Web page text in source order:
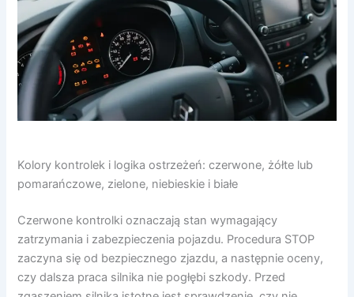
Kolory kontrolek i logika ostrzeżeń: czerwone, żółte lub
pomarańczowe, zielone, niebieskie i białe
Czerwone kontrolki oznaczają stan wymagający
zatrzymania i zabezpieczenia pojazdu. Procedura STOP
zaczyna się od bezpiecznego zjazdu, a następnie oceny,
czy dalsza praca silnika nie pogłębi szkody. Przed